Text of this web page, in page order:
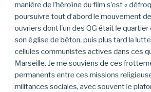
manière de l’héroïne du film s’est «
poursuivre tout d’abord le mouvement
ouvriers dont l’un des QG était le
son église de béton, puis plus tard la
cellules communistes actives dans ces
Marseille. Je me souviens de ces
permanents entre ces missions
militances sociales, avec souvent le